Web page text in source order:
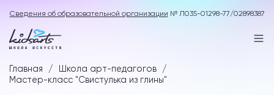
Сведения об образовательной организации № Л035-01298-77/02898387
Главная
Школа арт-педагогов
Мастер-класс "Свистулька из глины"